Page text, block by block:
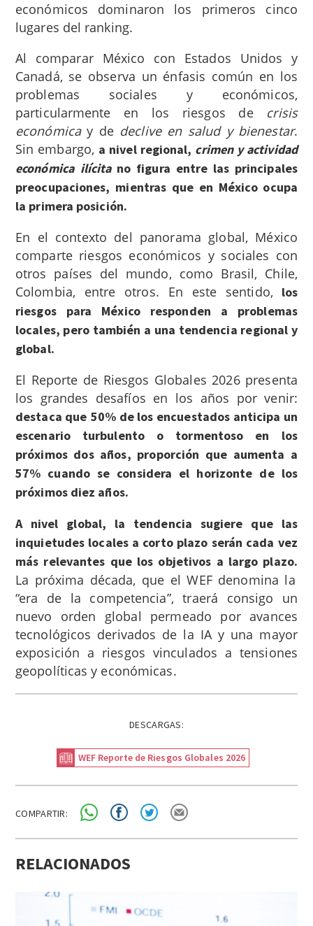
económicos dominaron los primeros cinco
lugares del ranking.
Al comparar México con Estados Unidos y
Canadá, se observa un énfasis común en los
problemas sociales y económicos,
particularmente en los riesgos de crisis
económicay de declive en salud y bienestar.
Sin embargo, a nivel regional, crimen y actividad
económica ilícitano figura entre las principales
preocupaciones, mientras que en México ocupa
la primera posición.
En el contexto del panorama global, México
comparte riesgos económicos y sociales con
otros países del mundo, como Brasil, Chile,
Colombia, entre otros. En este sentido, los
riesgos para México responden a problemas
locales, pero también a una tendencia regional y
global.
El Reporte de Riesgos Globales 2026 presenta
los grandes desafíos en los años por venir:
destaca que 50% de los encuestados anticipa un
escenario turbulento o tormentoso en los
próximos dos años, proporción que aumenta a
57% cuando se considera el horizonte de los
próximos diez años.
A nivel global, la tendencia sugiere que las
inquietudes locales a corto plazo serán cada vez
más relevantes que los objetivos a largo plazo.
La próxima década, que el WEF denomina la
“era de la competencia”, traerá consigo un
nuevo orden global permeado por avances
tecnológicos derivados de la IA y una mayor
exposición a riesgos vinculados a tensiones
geopolíticas y económicas.
DESCARGAS:
WEF Reporte de Riesgos Globales 2026
COMPARTIR:
RELACIONADOS